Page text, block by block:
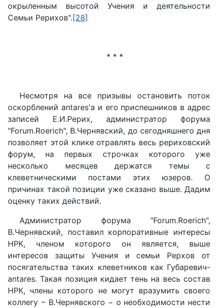
окрыленным высотой Учения и деятельности
Семьи Рерихов". [28]
* * *
Несмотря на все призывы остановить поток
оскорблений antares'а и его приспешников в адрес
записей Е.И.Рерих, администратор форума
"Forum.Roerich", В.Чернявский, до сегодняшнего дня
позволяет этой клике отравлять весь рериховский
форум, на первых строчках которого уже
несколько месяцев держатся темы с
клеветническими постами этих юзеров. О
причинах такой позиции уже сказано выше. Дадим
оценку таких действий.
Администратор форума "Forum.Roerich",
В.Чернявский, поставил корпоративные интересы
НРК, членом которого он является, выше
интересов защиты Учения и семьи Рерхов от
посягательства таких клеветников как Губаревич-
antares. Такая позиция кидает тень на весь состав
НРК, члены которого не могут вразумить своего
коллегу − В.Чернявского − о необходимости нести